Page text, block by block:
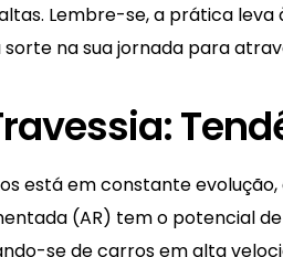
Lembre-se, a prática
na sua jornada para
está em constante
(AR) tem o potencial
se de carros em alta